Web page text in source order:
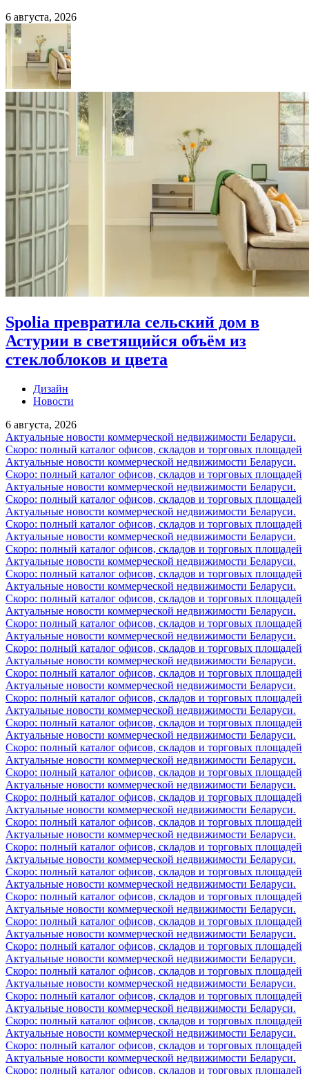
6 августа, 2026
Spolia превратила сельский дом в
Астурии в светящийся объём из
стеклоблоков и цвета
Дизайн
Новости
6 августа, 2026
Актуальные новости коммерческой недвижимости Беларуси.
Скоро: полный каталог офисов, складов и торговых площадей
Актуальные новости коммерческой недвижимости Беларуси.
Скоро: полный каталог офисов, складов и торговых площадей
Актуальные новости коммерческой недвижимости Беларуси.
Скоро: полный каталог офисов, складов и торговых площадей
Актуальные новости коммерческой недвижимости Беларуси.
Скоро: полный каталог офисов, складов и торговых площадей
Актуальные новости коммерческой недвижимости Беларуси.
Скоро: полный каталог офисов, складов и торговых площадей
Актуальные новости коммерческой недвижимости Беларуси.
Скоро: полный каталог офисов, складов и торговых площадей
Актуальные новости коммерческой недвижимости Беларуси.
Скоро: полный каталог офисов, складов и торговых площадей
Актуальные новости коммерческой недвижимости Беларуси.
Скоро: полный каталог офисов, складов и торговых площадей
Актуальные новости коммерческой недвижимости Беларуси.
Скоро: полный каталог офисов, складов и торговых площадей
Актуальные новости коммерческой недвижимости Беларуси.
Скоро: полный каталог офисов, складов и торговых площадей
Актуальные новости коммерческой недвижимости Беларуси.
Скоро: полный каталог офисов, складов и торговых площадей
Актуальные новости коммерческой недвижимости Беларуси.
Скоро: полный каталог офисов, складов и торговых площадей
Актуальные новости коммерческой недвижимости Беларуси.
Скоро: полный каталог офисов, складов и торговых площадей
Актуальные новости коммерческой недвижимости Беларуси.
Скоро: полный каталог офисов, складов и торговых площадей
Актуальные новости коммерческой недвижимости Беларуси.
Скоро: полный каталог офисов, складов и торговых площадей
Актуальные новости коммерческой недвижимости Беларуси.
Скоро: полный каталог офисов, складов и торговых площадей
Актуальные новости коммерческой недвижимости Беларуси.
Скоро: полный каталог офисов, складов и торговых площадей
Актуальные новости коммерческой недвижимости Беларуси.
Скоро: полный каталог офисов, складов и торговых площадей
Актуальные новости коммерческой недвижимости Беларуси.
Скоро: полный каталог офисов, складов и торговых площадей
Актуальные новости коммерческой недвижимости Беларуси.
Скоро: полный каталог офисов, складов и торговых площадей
Актуальные новости коммерческой недвижимости Беларуси.
Скоро: полный каталог офисов, складов и торговых площадей
Актуальные новости коммерческой недвижимости Беларуси.
Скоро: полный каталог офисов, складов и торговых площадей
Актуальные новости коммерческой недвижимости Беларуси.
Скоро: полный каталог офисов, складов и торговых площадей
Актуальные новости коммерческой недвижимости Беларуси.
Скоро: полный каталог офисов, складов и торговых площадей
Актуальные новости коммерческой недвижимости Беларуси.
Скоро: полный каталог офисов, складов и торговых площадей
Актуальные новости коммерческой недвижимости Беларуси.
Скоро: полный каталог офисов, складов и торговых площадей